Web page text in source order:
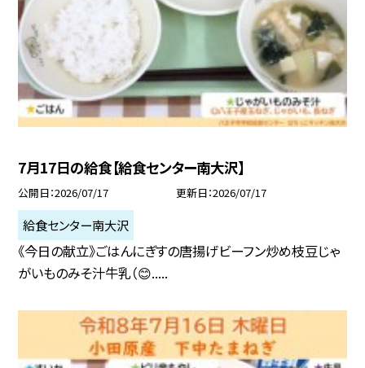
7月17日の給食【給食センター南大沢】
公開日 2026/07/17 更新日 2026/07/17
給食センター南大沢
《今日の献立》ごはんにぎすの唐揚げビーフン炒め枝豆じゃ
がいものみそ汁牛乳（😊.....